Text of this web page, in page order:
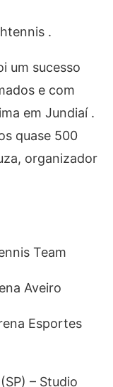
.
um sucesso
e com
em Jundiaí .
quase 500
organizador
Team
Aveiro
Esportes
– Studio